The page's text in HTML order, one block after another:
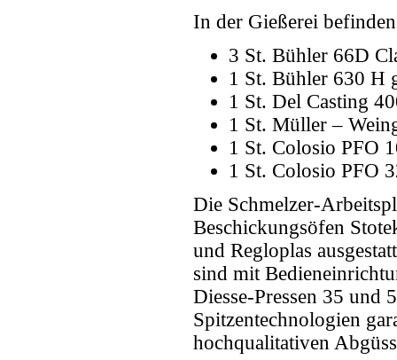
In der Gießerei
3 St. Bühler 66D
1 St. Bühler 630 H
1 St. Del Casting
1 St. Müller –
1 St. Colosio PFO
1 St. Colosio PFO
Die Schmelzer-
Beschickungsöfen
und Regloplas
sind mit
Diesse-Pressen 35 und
Spitzentechnologien
hochqualitativen